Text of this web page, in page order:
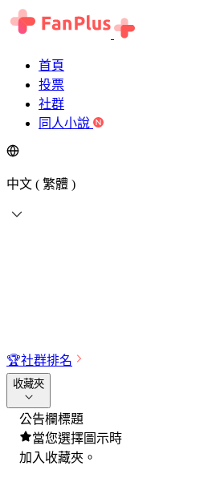
首頁
投票
社群
同人小說
中文 ( 繁體 )
🏆社群排名
收藏夾
公告欄標題
當您選擇圖示時
加入收藏夾。